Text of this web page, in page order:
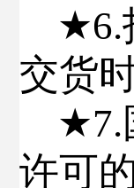
★6.
交货
★7.
许可